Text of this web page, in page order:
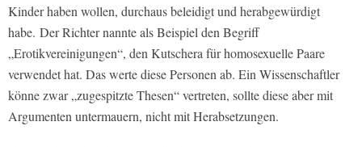
Kinder haben wollen, durchaus beleidigt und herabgewürdigt
habe. Der Richter nannte als Beispiel den Begriff
„Erotikvereinigungen“, den Kutschera für homosexuelle Paare
verwendet hat. Das werte diese Personen ab. Ein Wissenschaftler
könne zwar „zugespitzte Thesen“ vertreten, sollte diese aber mit
Argumenten untermauern, nicht mit Herabsetzungen.